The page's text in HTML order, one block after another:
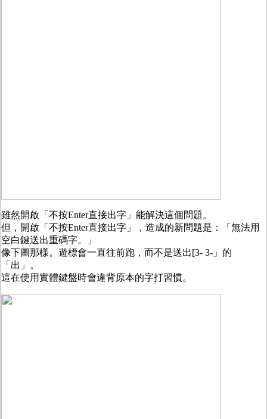
雖然開啟「不按Enter直接出字」能解決這個問題。
但，開啟「不按Enter直接出字」，造成的新問題是：「無法用
空白鍵送出重碼字。」
像下圖那樣。遊標會一直往前跑，而不是送出[3- 3-」的
「出」。
這在使用實體鍵盤時會違背原本的字打習慣。